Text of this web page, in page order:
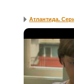
Атлантида.